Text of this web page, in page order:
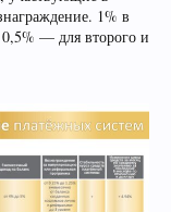
1% в
0,5% — для второго и